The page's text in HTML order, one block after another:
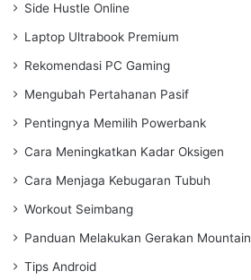
Side Hustle Online
Laptop Ultrabook Premium
Rekomendasi PC Gaming
Mengubah Pertahanan Pasif
Pentingnya Memilih Powerbank
Cara Meningkatkan Kadar Oksigen
Cara Menjaga Kebugaran Tubuh
Workout Seimbang
Panduan Melakukan Gerakan Mountain
Tips Android